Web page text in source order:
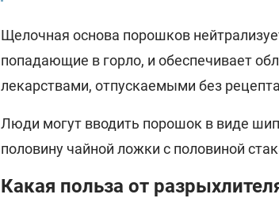
Щелочная основа порошков
попадающие в горло, и обеспечивает
лекарствами, отпускаемыми без
Люди могут вводить порошок в виде
половину чайной ложки с половиной
Какая польза от